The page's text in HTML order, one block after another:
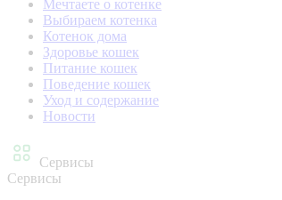
Мечтаете о котенке
Выбираем котенка
Котенок дома
Здоровье кошек
Питание кошек
Поведение кошек
Уход и содержание
Новости
Сервисы
Сервисы